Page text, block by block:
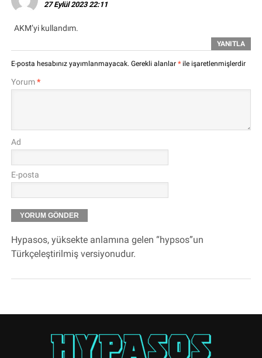
27 Eylül 2023 22:11
AKM’yi kullandım.
YANITLA
E-posta hesabınız yayımlanmayacak. Gerekli alanlar *ile işaretlenmişlerdir
Yorum*
Ad
E-posta
Hypasos, yüksekte anlamına gelen “hypsos”un
Türkçeleştirilmiş versiyonudur.